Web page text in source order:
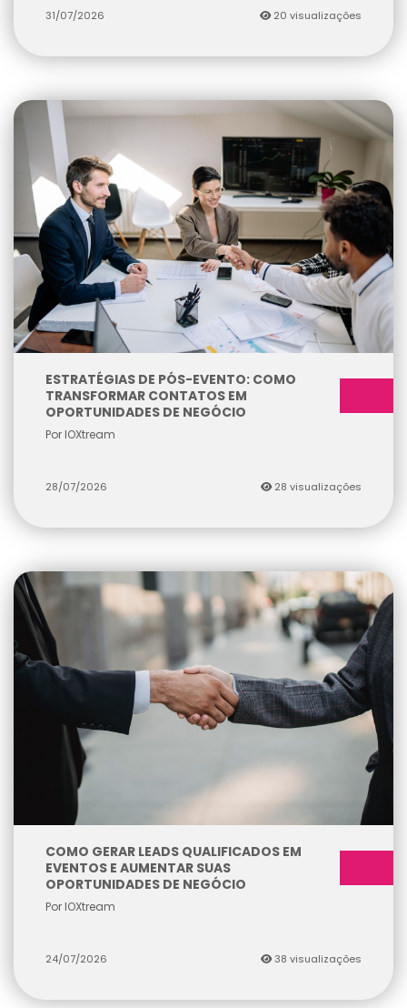
31/07/2026 20 visualizações
ESTRATÉGIAS DE PÓS-EVENTO: COMO
TRANSFORMAR CONTATOS EM
OPORTUNIDADES DE NEGÓCIO
Por IOXtream
28/07/2026 28 visualizações
COMO GERAR LEADS QUALIFICADOS EM
EVENTOS E AUMENTAR SUAS
OPORTUNIDADES DE NEGÓCIO
Por IOXtream
24/07/2026 38 visualizações